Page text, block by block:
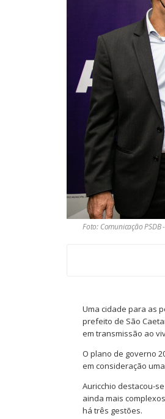
Foto: Comunicação PSDB
Uma cidade para as
prefeito de São
em transmissão ao
O plano de governo
em consideração
Auricchio destacou-
ainda mais
há três gestões.